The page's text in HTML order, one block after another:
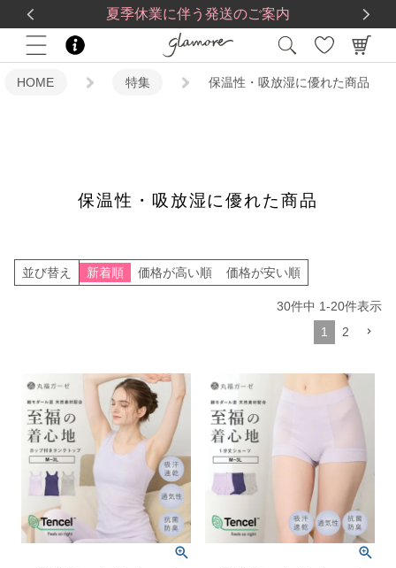
夏季休業に伴う発送のご案内
送料一律560円5,500円(税込)以上で送料無料
HOME 特集 保温性・吸放湿に優れた商品
保温性・吸放湿に優れた商品
並び替え 新着順 価格が高い順 価格が安い順
30件中 1-20件表示
1
2